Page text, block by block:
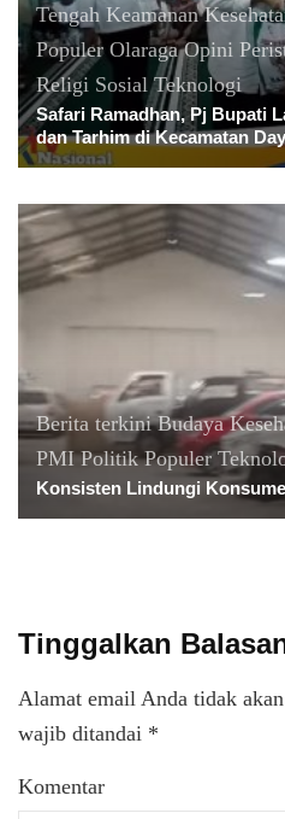
Tengah Keamanan
Populer Olaraga Opini
Religi Sosial Teknologi
Safari Ramadhan, Pj Bupati
dan Tarhim di Kecamatan
Berita terkini Budaya
PMI Politik Populer
Konsisten Lindungi
Tinggalkan
Alamat email Anda tidak
wajib ditandai *
Komentar